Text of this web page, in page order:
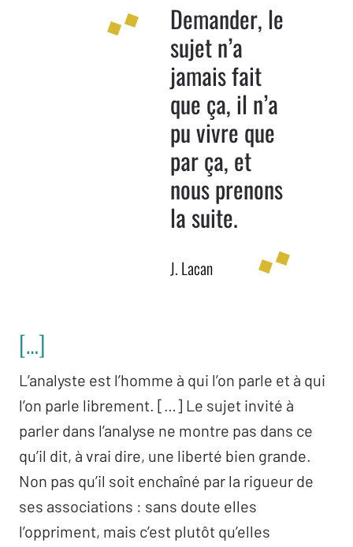
Demander, le
sujet n’a
jamais fait
que ça, il n’a
pu vivre que
par ça, et
nous prenons
la suite.
J. Lacan
[…]
L’analyste est l’homme à qui l’on parle et à qui
l’on parle librement. […] Le sujet invité à
parler dans l’analyse ne montre pas dans ce
qu’il dit, à vrai dire, une liberté bien grande.
Non pas qu’il soit enchaîné par la rigueur de
ses associations : sans doute elles
l’oppriment, mais c’est plutôt qu’elles